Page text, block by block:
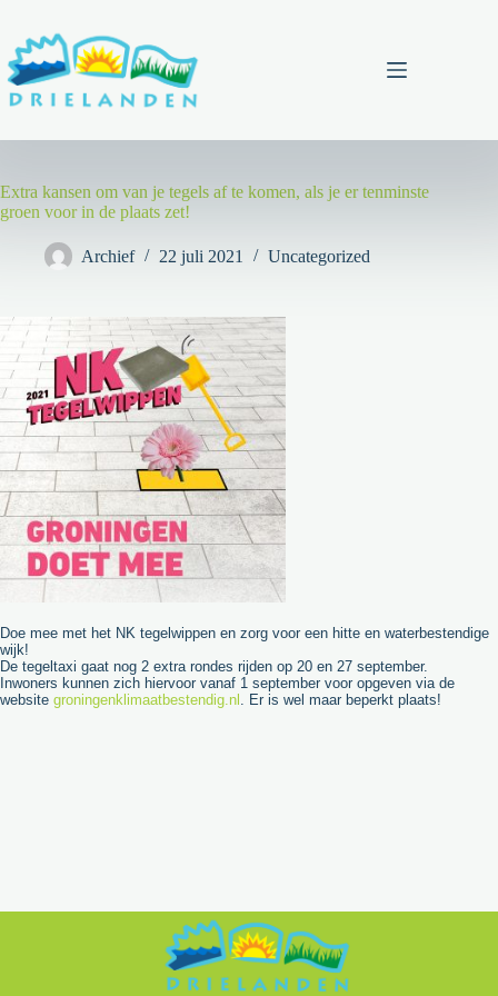
de
inhoud
Extra kansen om van je tegels af te komen, als je er tenminste
groen voor in de plaats zet!
Archief 22 juli 2021 Uncategorized
Doe mee met het NK tegelwippen en zorg voor een hitte en waterbestendige
wijk!
De tegeltaxi gaat nog 2 extra rondes rijden op 20 en 27 september.
Inwoners kunnen zich hiervoor vanaf 1 september voor opgeven via de
website groningenklimaatbestendig.nl . Er is wel maar beperkt plaats!